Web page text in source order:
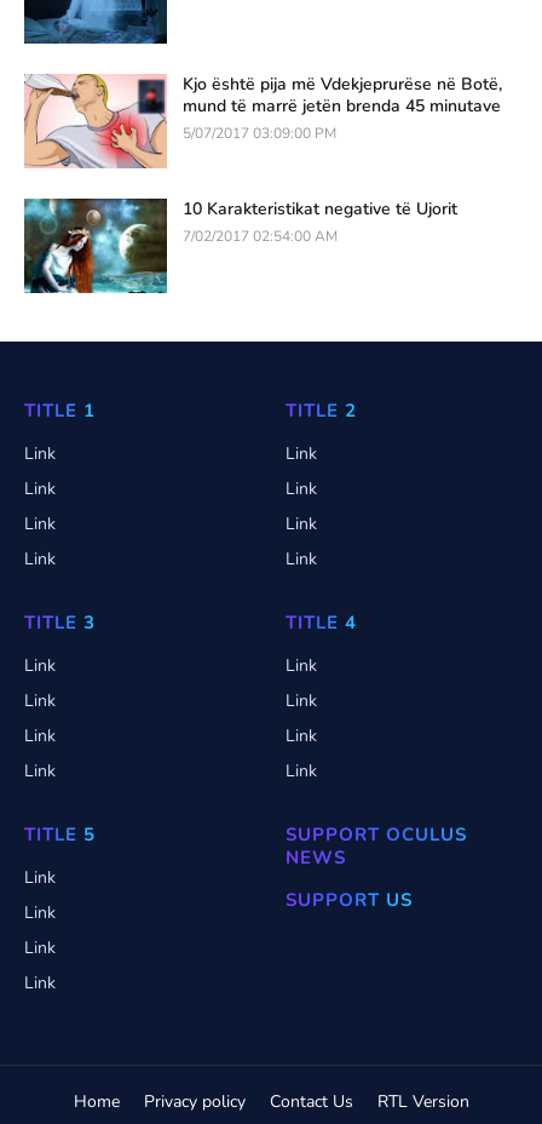
Kjo është pija më Vdekjeprurëse në Botë,
mund të marrë jetën brenda 45 minutave
5/07/2017 03:09:00 PM
10 Karakteristikat negative të Ujorit
7/02/2017 02:54:00 AM
TITLE 1
Link
Link
Link
Link
TITLE 2
Link
Link
Link
Link
TITLE 3
Link
Link
Link
Link
TITLE 4
Link
Link
Link
Link
TITLE 5
Link
Link
Link
Link
SUPPORT OCULUS
NEWS
SUPPORT US
Home Privacy policy Contact Us RTL Version